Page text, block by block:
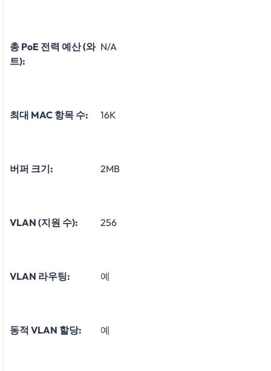
총 PoE 전력 예산 (와
트):
N/A
최대 MAC 항목 수: 16K
버퍼 크기: 2MB
VLAN (지원 수): 256
VLAN 라우팅: 예
동적 VLAN 할당: 예